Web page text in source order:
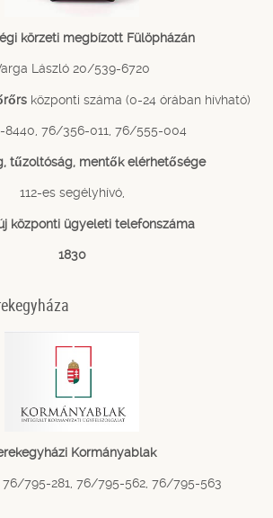
körzeti megbízott Fülöpházán
László 20/539-6720
központi száma (0-24 órában hívható)
8440, 76/356-011, 76/555-004
tűzoltóság, mentők elérhetősége
112-es segélyhívó,
központi ügyeleti telefonszáma
1830
Kormányablak
76/795-281, 76/795-562, 76/795-563